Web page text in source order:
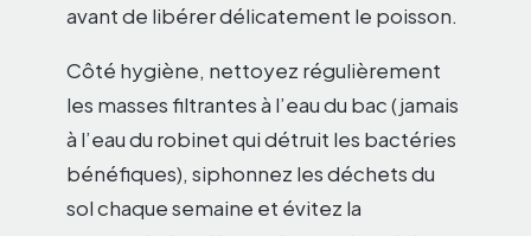
avant de libérer délicatement le poisson.
Côté hygiène, nettoyez régulièrement
les masses filtrantes à l’eau du bac (jamais
à l’eau du robinet qui détruit les bactéries
bénéfiques), siphonnez les déchets du
sol chaque semaine et évitez la